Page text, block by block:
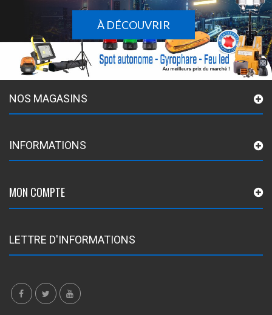
À DÉCOUVRIR
NOS MAGASINS
INFORMATIONS
MON COMPTE
LETTRE D'INFORMATIONS